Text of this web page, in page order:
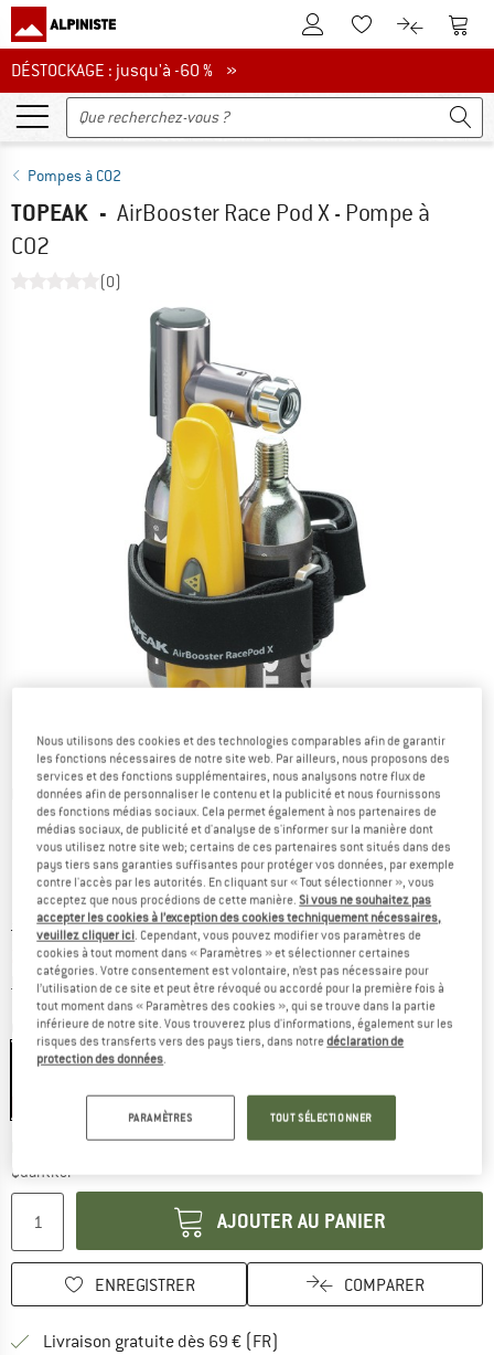
Vers le compte client
Vers la liste
Vers le
DÉSTOCKAGE : jusqu'à -60 %
DÉSTOCKAGE : jusqu'à -60 % »
Pompes à CO2
TOPEAK - AirBooster Race Pod X - Pompe à
CO2
(0)
Photos détaillées
Prix initial :
39,95€
Prix:
27,97€ TVA incl.
hors Frais de livraisonInformations sur les frais de livraison. Ouvre une
Couleur:Yellow
Délai de livraison: 3-5 jours ouvrablesLe lien s'ouvre dans une boîte
Quantité:
AJOUTER AU PANIER
ENREGISTRER COMPARER
Livraison gratuite dès 69 € (FR)
Nous utilisons des cookies et des technologies comparables afin de garantir
les fonctions nécessaires de notre site web. Par ailleurs, nous proposons des
services et des fonctions supplémentaires, nous analysons notre flux de
données afin de personnaliser le contenu et la publicité et nous fournissons
des fonctions médias sociaux. Cela permet également à nos partenaires de
médias sociaux, de publicité et d'analyse de s'informer sur la manière dont
vous utilisez notre site web; certains de ces partenaires sont situés dans des
pays tiers sans garanties suffisantes pour protéger vos données, par exemple
contre l'accès par les autorités. En cliquant sur « Tout sélectionner », vous
acceptez que nous procédions de cette manière.Si vous ne souhaitez pas
accepter les cookies à l’exception des cookies techniquement nécessaires,
veuillez cliquer ici. Cependant, vous pouvez modifier vos paramètres de
cookies à tout moment dans « Paramètres » et sélectionner certaines
catégories. Votre consentement est volontaire, n’est pas nécessaire pour
l’utilisation de ce site et peut être révoqué ou accordé pour la première fois à
tout moment dans « Paramètres des cookies », qui se trouve dans la partie
inférieure de notre site. Vous trouverez plus d'informations, également sur les
risques des transferts vers des pays tiers, dans notredéclaration de
protection des données.
PARAMÈTRES TOUT SÉLECTIONNER